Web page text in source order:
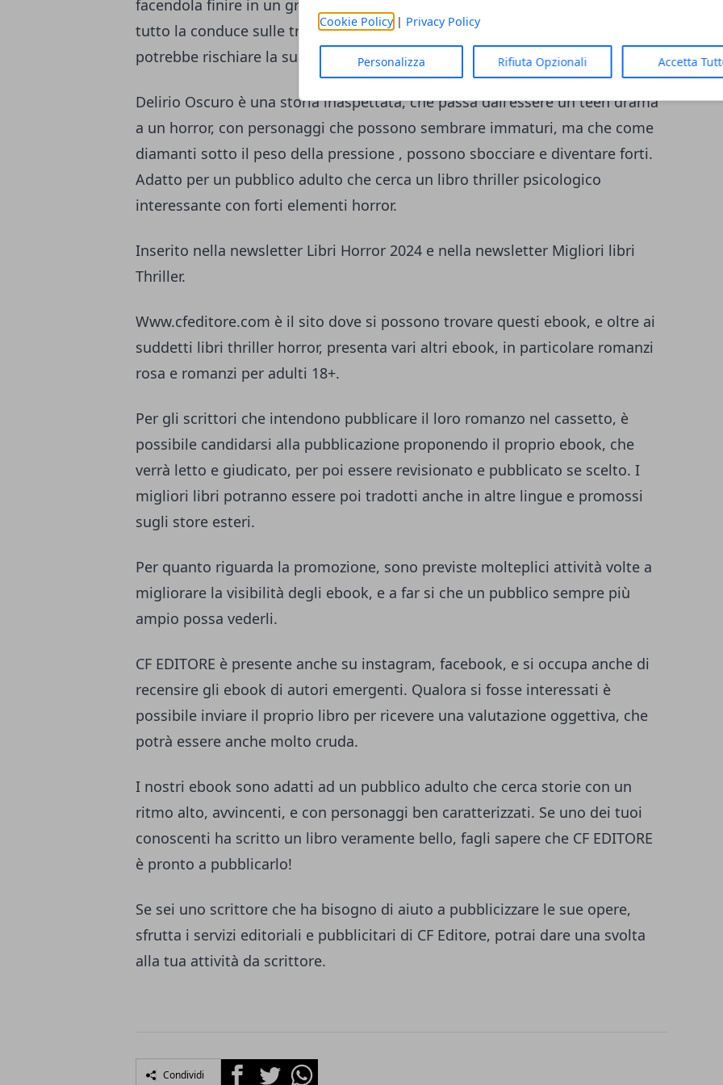
Cookie Policy| Privacy Policy
Personalizza Rifiuta Opzionali Accetta
facendola finire in un grosso guaio. La sua smania di informarsi sempre su
tutto la conduce sulle tracce di un uomo sparito, ma non si immagina che
potrebbe rischiare la sua stessa vita.
Delirio Oscuro è una storia inaspettata, che passa dall'essere un teen drama
a un horror, con personaggi che possono sembrare immaturi, ma che come
diamanti sotto il peso della pressione , possono sbocciare e diventare forti.
Adatto per un pubblico adulto che cerca un libro thriller psicologico
interessante con forti elementi horror.
Inserito nella newsletter Libri Horror 2024 e nella newsletter Migliori libri
Thriller.
Www.cfeditore.com è il sito dove si possono trovare questi ebook, e oltre ai
suddetti libri thriller horror, presenta vari altri ebook, in particolare romanzi
rosa e romanzi per adulti 18+.
Per gli scrittori che intendono pubblicare il loro romanzo nel cassetto, è
possibile candidarsi alla pubblicazione proponendo il proprio ebook, che
verrà letto e giudicato, per poi essere revisionato e pubblicato se scelto. I
migliori libri potranno essere poi tradotti anche in altre lingue e promossi
sugli store esteri.
Per quanto riguarda la promozione, sono previste molteplici attività volte a
migliorare la visibilità degli ebook, e a far si che un pubblico sempre più
ampio possa vederli.
CF EDITORE è presente anche su instagram, facebook, e si occupa anche di
recensire gli ebook di autori emergenti. Qualora si fosse interessati è
possibile inviare il proprio libro per ricevere una valutazione oggettiva, che
potrà essere anche molto cruda.
I nostri ebook sono adatti ad un pubblico adulto che cerca storie con un
ritmo alto, avvincenti, e con personaggi ben caratterizzati. Se uno dei tuoi
conoscenti ha scritto un libro veramente bello, fagli sapere che CF EDITORE
è pronto a pubblicarlo!
Se sei uno scrittore che ha bisogno di aiuto a pubblicizzare le sue opere,
sfrutta i servizi editoriali e pubblicitari di CF Editore, potrai dare una svolta
alla tua attività da scrittore.
Condividi FacebookTwitterWhatsapp